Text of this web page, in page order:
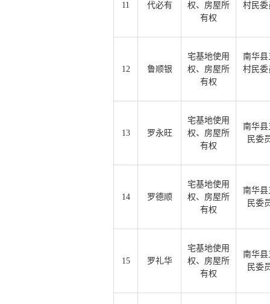
11 代必有
权、房屋所
有权
村民
12 鲁顺银
宅基地使用
权、房屋所
有权
南华
村民
13 罗永旺
宅基地使用
权、房屋所
有权
南华
民委
14 罗德顺
宅基地使用
权、房屋所
有权
南华
民委
15 罗礼华
宅基地使用
权、房屋所
有权
南华
民委